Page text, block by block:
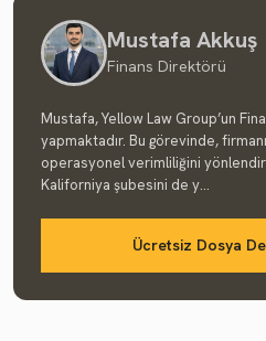
Mustafa Akkuş
Finans Direktörü
Mustafa, Yellow Law Group’un
yapmaktadır. Bu görevinde,
operasyonel verimliliğini
Kaliforniya şubesini de y...
Ücretsiz Dosya